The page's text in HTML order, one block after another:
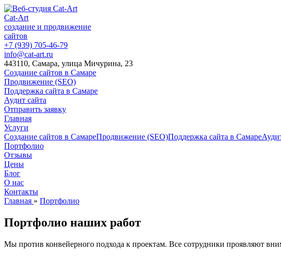
Cat-Art
создание и продвижение
сайтов
+7 (939) 705-46-79
info@cat-art.ru
443110, Самара, улица Мичурина, 23
Создание сайтов в Самаре
Продвижение (SEO)
Поддержка сайта в Самаре
Аудит сайта
Отправить заявку
Главная
Услуги
Создание сайтов в СамареПродвижение (SEO)Поддержка сайта в Самаре
Портфолио
Отзывы
Цены
Блог
О нас
Контакты
Главная » Портфолио
Портфолио наших работ
Мы против конвейерного подхода к проектам. Все сотрудники проявляют